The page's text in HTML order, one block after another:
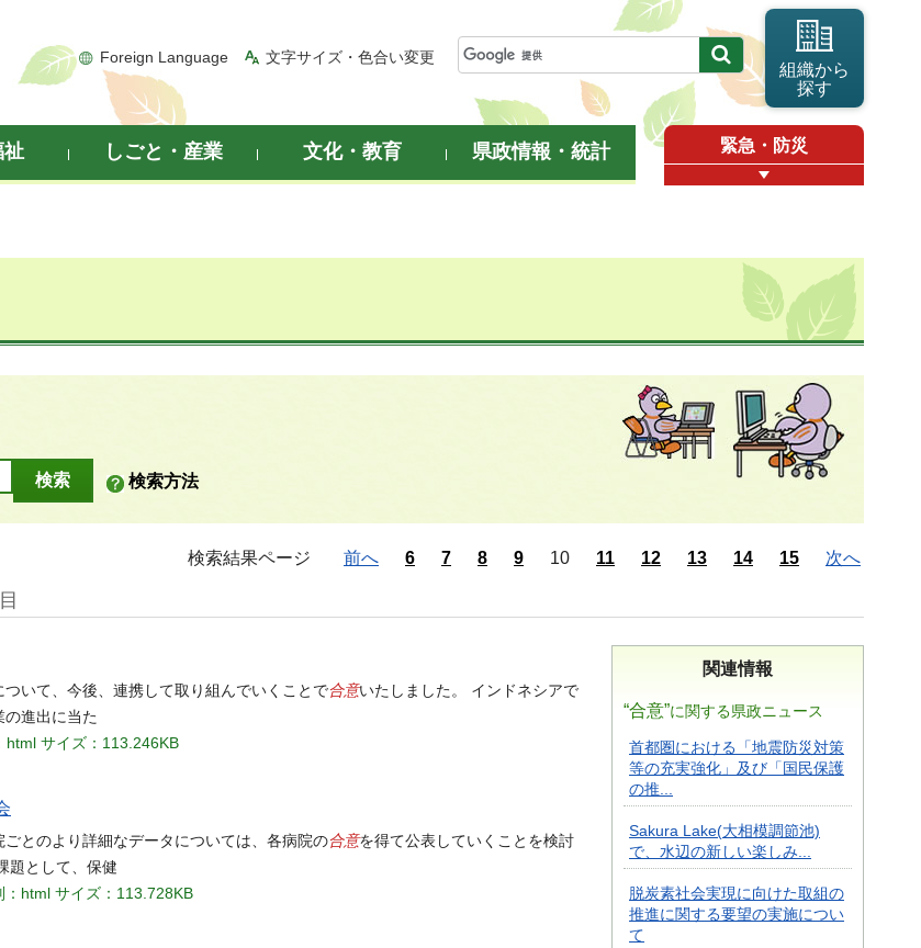
Foreign Language 文字サイズ・色合い変更
組織から
探す
祉 しごと・産業 文化・教育 県政情報・統計 緊急・防災
検索方法
検索結果ページ 前へ 6 7 8 9 10 11 12 13 14 15 次へ
関連情報
“合意”に関する県政ニュース
首都圏における「地震防災対策
等の充実強化」及び「国民保護
の推...
Sakura Lake(大相模調節池)
で、水辺の新しい楽しみ...
脱炭素社会実現に向けた取組の
推進に関する要望の実施につい
て
いて、今後、連携して取り組んでいくことで合意いたしました。 インドネシアで
の進出に当た
html サイズ：113.246KB
とのより詳細なデータについては、各病院の合意を得て公表していくことを検討
題として、保健
：html サイズ：113.728KB